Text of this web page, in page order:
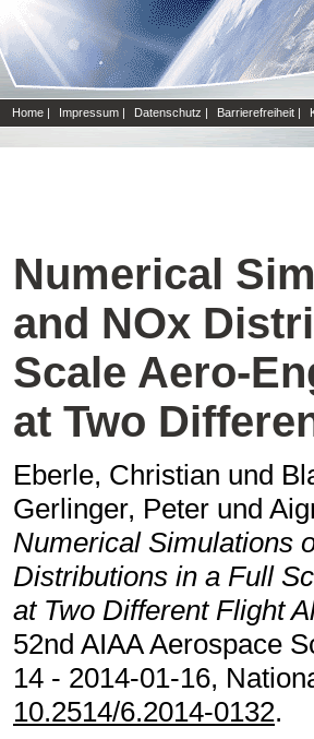
Home | Impressum | Datenschutz | Barrierefreiheit |
Numerical
and NOx
Scale Aero-
at Two
Eberle, Christian und
Gerlinger, Peter und
Numerical Simulations
Distributions in a Full
at Two Different Flight
52nd AIAA Aerospace
14 - 2014-01-16,
10.2514/6.2014-0132.